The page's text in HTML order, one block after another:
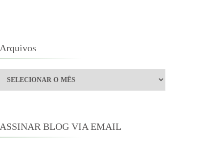
Arquivos
Arquivos
ASSINAR BLOG VIA EMAIL